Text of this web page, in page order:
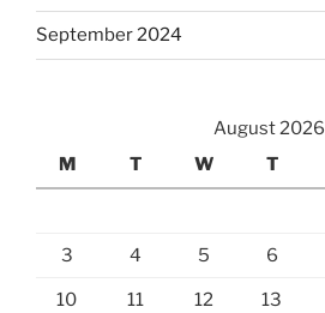
September 2024
August 2026
M
T W T
3 4 5 6
10 11 12 13